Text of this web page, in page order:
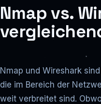
Nmap vs.
Nmap und Wireshark
die im Bereich der
weit verbreitet sind.